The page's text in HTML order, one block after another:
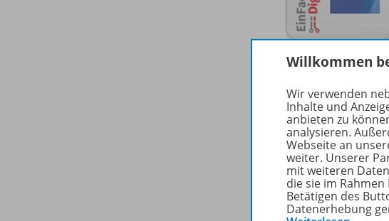
Willkommen
Wir verwenden
Inhalte und
anbieten zu
analysieren.
Webseite an
weiter. Unserer
mit weiteren
die sie im
Betätigen des
Datenerhebung